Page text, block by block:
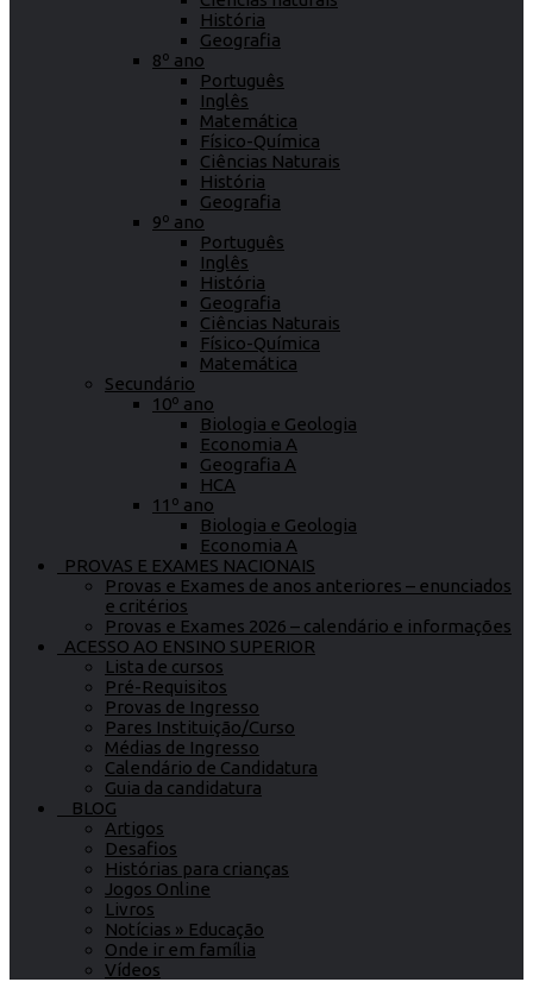
História
Geografia
8º ano
Português
Inglês
Matemática
Físico-Química
Ciências Naturais
História
Geografia
9º ano
Português
Inglês
História
Geografia
Ciências Naturais
Físico-Química
Matemática
Secundário
10º ano
Biologia e Geologia
Economia A
Geografia A
HCA
11º ano
Biologia e Geologia
Economia A
PROVAS E EXAMES NACIONAIS
Provas e Exames de anos anteriores – enunciados
e critérios
Provas e Exames 2026 – calendário e informações
ACESSO AO ENSINO SUPERIOR
Lista de cursos
Pré-Requisitos
Provas de Ingresso
Pares Instituição/Curso
Médias de Ingresso
Calendário de Candidatura
Guia da candidatura
BLOG
Artigos
Desafios
Histórias para crianças
Jogos Online
Livros
Notícias » Educação
Onde ir em família
Vídeos